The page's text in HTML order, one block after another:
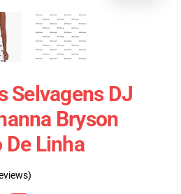
Selvagens DJ
Bryson
Linha